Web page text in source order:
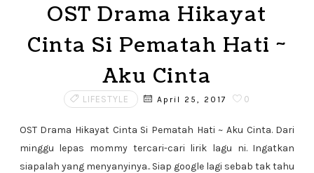
OST Drama Hikayat
Cinta Si Pematah Hati ~
Aku Cinta
LIFESTYLE April 25, 2017 0
OST Drama Hikayat Cinta Si Pematah Hati ~ Aku Cinta. Dari
minggu lepas mommy tercari-cari lirik lagu ni. Ingatkan
siapalah yang menyanyinya.. Siap google lagi sebab tak tahu